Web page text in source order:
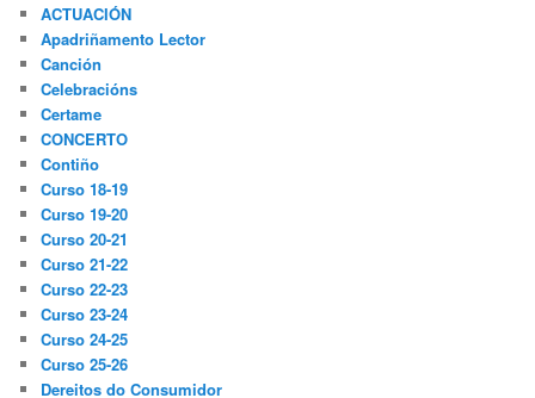
ACTUACIÓN
Apadriñamento Lector
Canción
Celebracións
Certame
CONCERTO
Contiño
Curso 18-19
Curso 19-20
Curso 20-21
Curso 21-22
Curso 22-23
Curso 23-24
Curso 24-25
Curso 25-26
Dereitos do Consumidor